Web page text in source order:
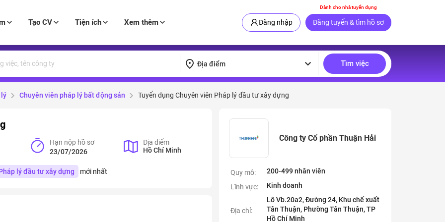
Dành cho nhà tuyển dụng
Tạo CV Tiện ích Xem thêm Đăng nhập Đăng tuyển & tìm hồ sơ
Địa điểm Tìm việc
lý Chuyên viên pháp lý bất động sản Tuyển dụng Chuyên viên Pháp lý đầu tư xây dựng
Hạn nộp hồ sơ
23/07/2026
Địa điểm
Hồ Chí Minh
lý đầu tư xây dựng mới nhất
Công ty Cổ phần Thuận Hải
Quy mô:
200-499 nhân viên
Lĩnh vực:
Kinh doanh
Địa chỉ:
Lô Vb.20a2, Đường 24, Khu chế xuất
Tân Thuận, Phường Tân Thuận, TP
Hồ Chí Minh